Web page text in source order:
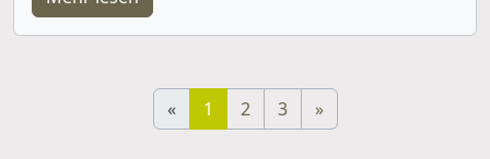
« 1 2 3 »